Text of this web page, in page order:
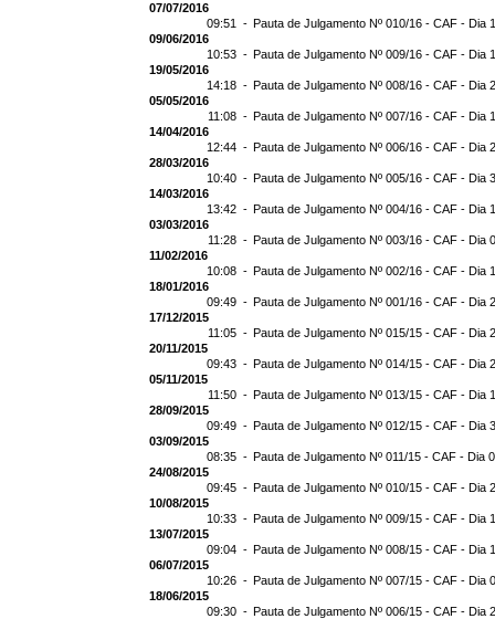
07/07/2016
09:51 - Pauta de Julgamento Nº 010/16 - CAF - Dia
09/06/2016
10:53 - Pauta de Julgamento Nº 009/16 - CAF - Dia
19/05/2016
14:18 - Pauta de Julgamento Nº 008/16 - CAF - Dia
05/05/2016
11:08 - Pauta de Julgamento Nº 007/16 - CAF - Dia
14/04/2016
12:44 - Pauta de Julgamento Nº 006/16 - CAF - Dia
28/03/2016
10:40 - Pauta de Julgamento Nº 005/16 - CAF - Dia
14/03/2016
13:42 - Pauta de Julgamento Nº 004/16 - CAF - Dia
03/03/2016
11:28 - Pauta de Julgamento Nº 003/16 - CAF - Dia
11/02/2016
10:08 - Pauta de Julgamento Nº 002/16 - CAF - Dia
18/01/2016
09:49 - Pauta de Julgamento Nº 001/16 - CAF - Dia
17/12/2015
11:05 - Pauta de Julgamento Nº 015/15 - CAF - Dia
20/11/2015
09:43 - Pauta de Julgamento Nº 014/15 - CAF - Dia
05/11/2015
11:50 - Pauta de Julgamento Nº 013/15 - CAF - Dia
28/09/2015
09:49 - Pauta de Julgamento Nº 012/15 - CAF - Dia
03/09/2015
08:35 - Pauta de Julgamento Nº 011/15 - CAF - Dia
24/08/2015
09:45 - Pauta de Julgamento Nº 010/15 - CAF - Dia
10/08/2015
10:33 - Pauta de Julgamento Nº 009/15 - CAF - Dia
13/07/2015
09:04 - Pauta de Julgamento Nº 008/15 - CAF - Dia
06/07/2015
10:26 - Pauta de Julgamento Nº 007/15 - CAF - Dia
18/06/2015
09:30 - Pauta de Julgamento Nº 006/15 - CAF - Dia